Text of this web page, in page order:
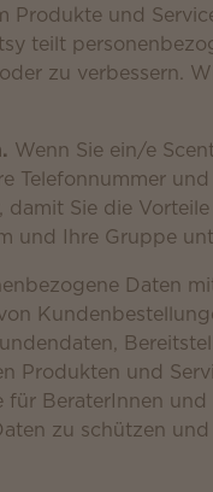
Produkte und
teilt
zu verbessern.
Wenn Sie ein/e
Telefonnummer
damit Sie die
und Ihre Gruppe
Daten
Produkten und
BeraterInnen
zu schützen